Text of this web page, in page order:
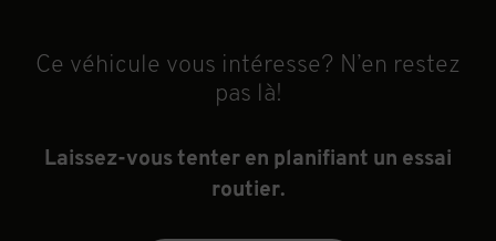
Ce véhicule vous intéresse? N’en restez
pas là!
Laissez-vous tenter en planifiant un essai
routier.